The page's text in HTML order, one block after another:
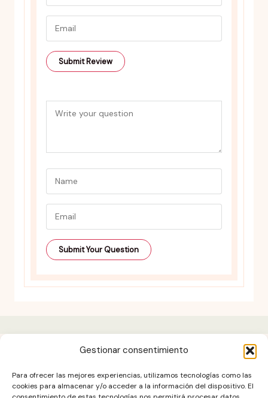
Gestionar consentimiento
Para ofrecer las mejores experiencias, utilizamos tecnologías como las
cookies para almacenar y/o acceder a la información del dispositivo. El
Aviso legal
Contacto